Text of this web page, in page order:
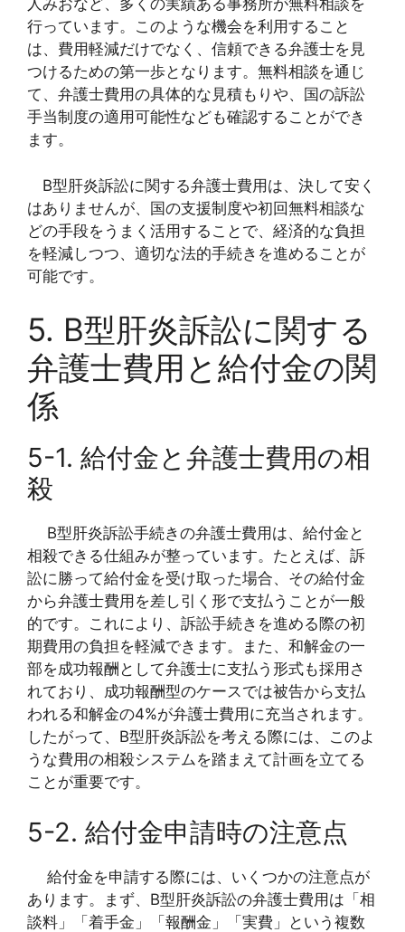
人みおなど、多くの実績ある事務所が無料相談を
行っています。このような機会を利用すること
は、費用軽減だけでなく、信頼できる弁護士を見
つけるための第一歩となります。無料相談を通じ
て、弁護士費用の具体的な見積もりや、国の訴訟
手当制度の適用可能性なども確認することができ
ます。
B型肝炎訴訟に関する弁護士費用は、決して安く
はありませんが、国の支援制度や初回無料相談な
どの手段をうまく活用することで、経済的な負担
を軽減しつつ、適切な法的手続きを進めることが
可能です。
5. B型肝炎訴訟に関する
弁護士費用と給付金の関
係
5-1. 給付金と弁護士費用の相
殺
B型肝炎訴訟手続きの弁護士費用は、給付金と
相殺できる仕組みが整っています。たとえば、訴
訟に勝って給付金を受け取った場合、その給付金
から弁護士費用を差し引く形で支払うことが一般
的です。これにより、訴訟手続きを進める際の初
期費用の負担を軽減できます。また、和解金の一
部を成功報酬として弁護士に支払う形式も採用さ
れており、成功報酬型のケースでは被告から支払
われる和解金の4%が弁護士費用に充当されます。
したがって、B型肝炎訴訟を考える際には、このよ
うな費用の相殺システムを踏まえて計画を立てる
ことが重要です。
5-2. 給付金申請時の注意点
給付金を申請する際には、いくつかの注意点が
あります。まず、B型肝炎訴訟の弁護士費用は「相
談料」「着手金」「報酬金」「実費」という複数